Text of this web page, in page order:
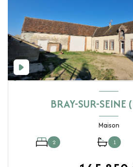
BRAY-SUR-
Maison
2 1